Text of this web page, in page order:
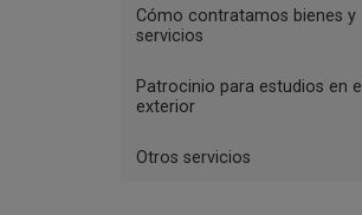
Cómo contratamos bienes y
servicios
Patrocinio para estudios en el
exterior
Otros servicios